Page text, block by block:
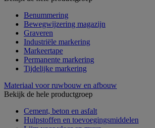
Benummering
Bewegwijzering magazijn
Graveren
Industriële markering
Markeertape
Permanente markering
Tijdelijke markering
Materiaal voor ruwbouw en afbouw
Bekijk de hele productgroep
Cement, beton en asfalt
Hulpstoffen en toevoegingsmiddelen